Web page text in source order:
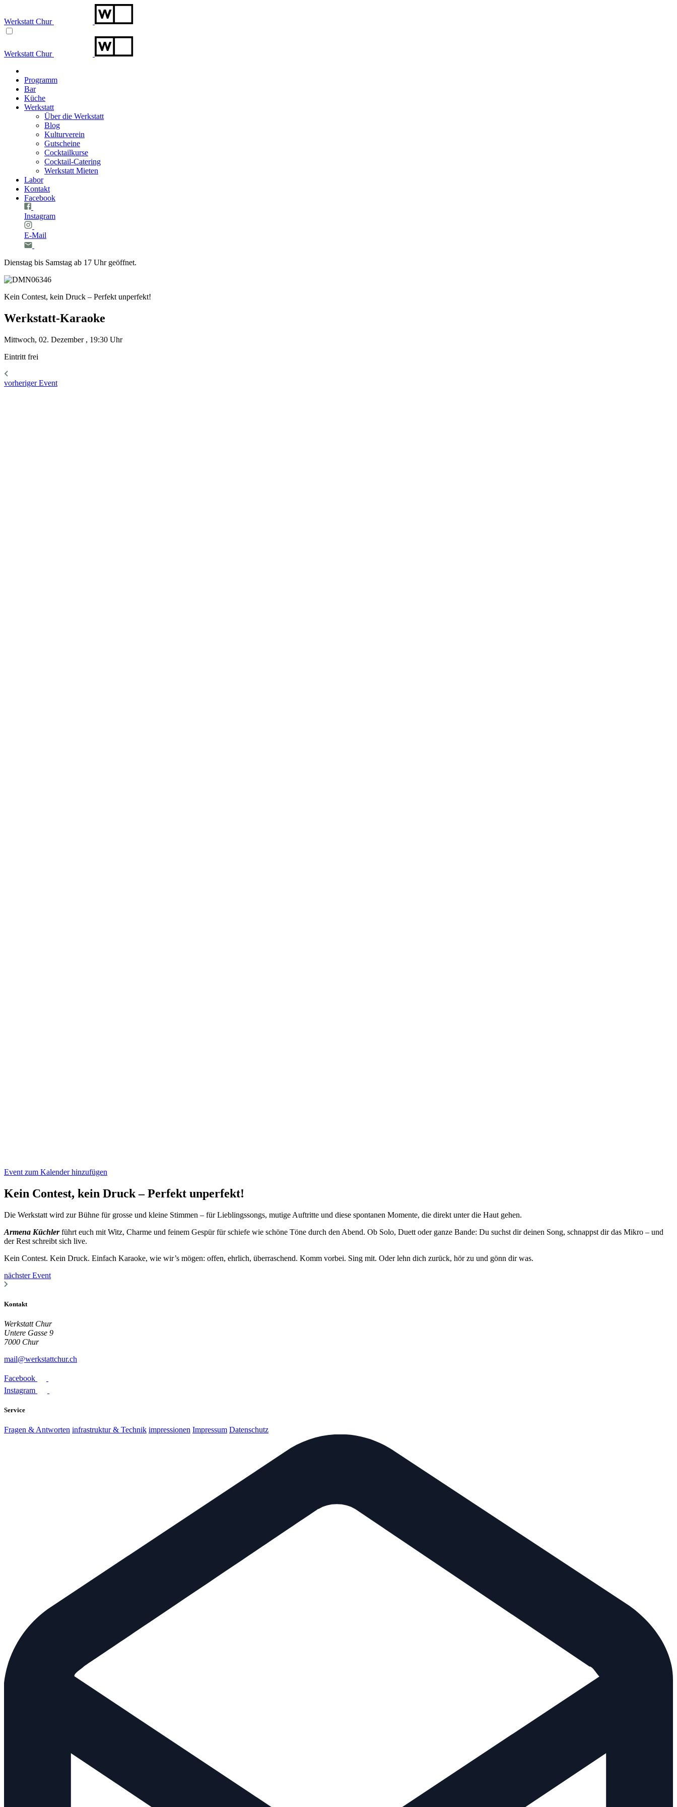
Werkstatt Chur
Werkstatt Chur
Programm
Bar
Küche
Werkstatt
Über die Werkstatt
Blog
Kulturverein
Gutscheine
Cocktailkurse
Cocktail-Catering
Werkstatt Mieten
Labor
Kontakt
Facebook
Instagram
E-Mail
Dienstag bis Samstag ab 17 Uhr geöffnet.
Kein Contest, kein Druck – Perfekt unperfekt!
Werkstatt-Karaoke
Mittwoch, 02. Dezember , 19:30 Uhr
Eintritt frei
vorheriger Event
Event zum Kalender hinzufügen
Kein Contest, kein Druck – Perfekt unperfekt!
Die Werkstatt wird zur Bühne für grosse und kleine Stimmen – für Lieblingssongs, mutige Auftritte und diese spontanen Momente, die direkt unter die Haut gehen.
Armena Küchlerführt euch mit Witz, Charme und feinem Gespür für schiefe wie schöne Töne durch den Abend. Ob Solo, Duett oder ganze Bande: Du suchst dir deinen Song, schnappst dir das Mikro – und
der Rest schreibt sich live.
Kein Contest. Kein Druck. Einfach Karaoke, wie wir’s mögen: offen, ehrlich, überraschend. Komm vorbei. Sing mit. Oder lehn dich zurück, hör zu und gönn dir was.
nächster Event
Kontakt
Werkstatt Chur
Untere Gasse 9
7000 Chur
mail@werkstattchur.ch
Facebook
Instagram
Service
Fragen & Antworten infrastruktur & Technik impressionen Impressum Datenschutz